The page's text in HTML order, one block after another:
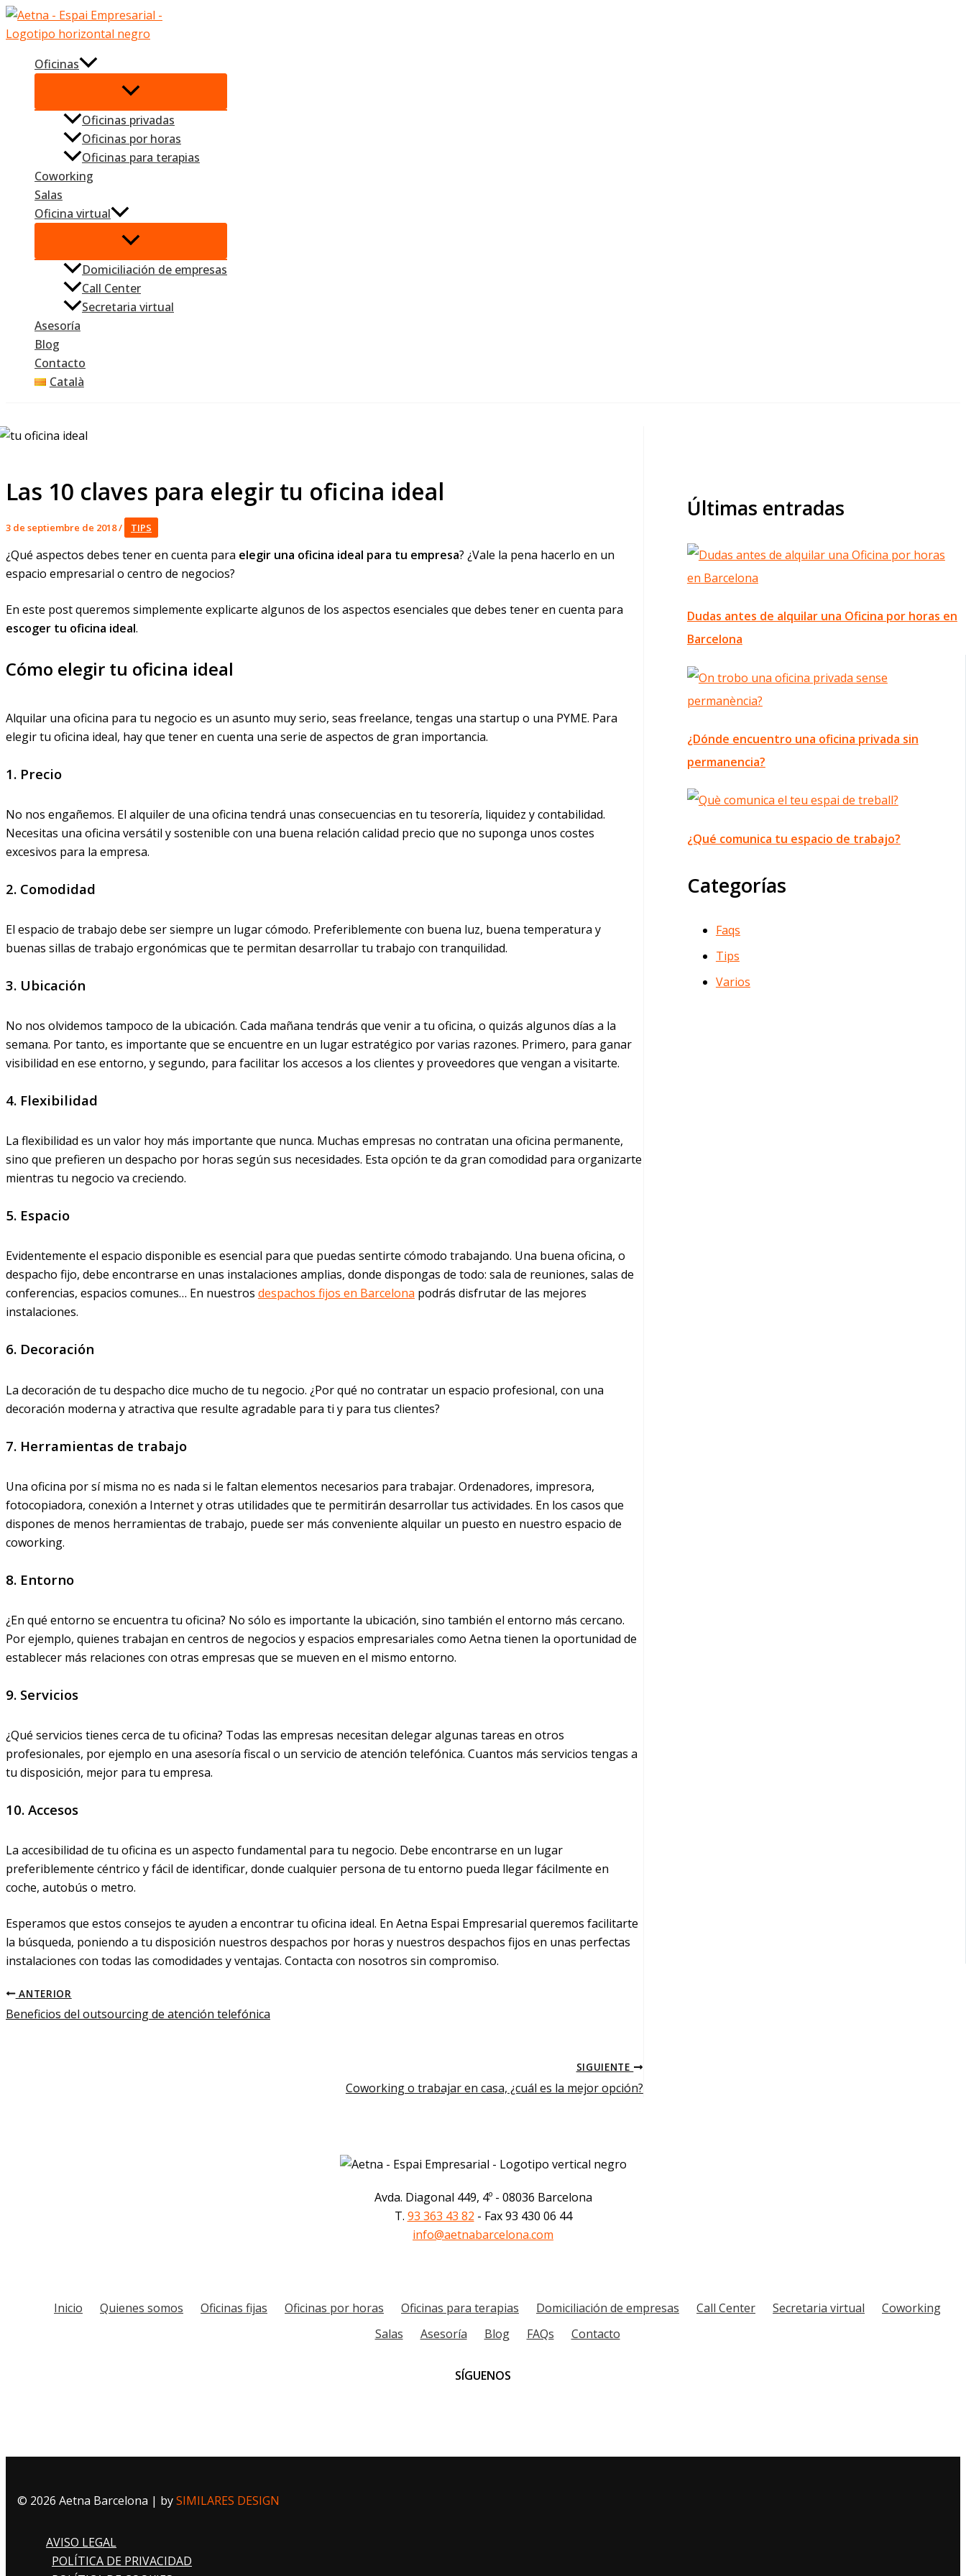
Ir
al
Oficinas
Oficinas privadas
Oficinas por horas
Oficinas para terapias
Coworking
Salas
Oficina virtual
Domiciliación de empresas
Call Center
Secretaria virtual
Asesoría
Blog
Contacto
Català
Las 10 claves para elegir tu oficina ideal
3 de septiembre de 2018/ TIPS
¿Qué aspectos debes tener en cuenta para elegir una oficina ideal para tu empresa? ¿Vale la pena hacerlo en un
espacio empresarial o centro de negocios?
En este post queremos simplemente explicarte algunos de los aspectos esenciales que debes tener en cuenta para
escoger tu oficina ideal.
Cómo elegir tu oficina ideal
Alquilar una oficina para tu negocio es un asunto muy serio, seas freelance, tengas una startup o una PYME. Para
elegir tu oficina ideal, hay que tener en cuenta una serie de aspectos de gran importancia.
1. Precio
No nos engañemos. El alquiler de una oficina tendrá unas consecuencias en tu tesorería, liquidez y contabilidad.
Necesitas una oficina versátil y sostenible con una buena relación calidad precio que no suponga unos costes
excesivos para la empresa.
2. Comodidad
El espacio de trabajo debe ser siempre un lugar cómodo. Preferiblemente con buena luz, buena temperatura y
buenas sillas de trabajo ergonómicas que te permitan desarrollar tu trabajo con tranquilidad.
3. Ubicación
No nos olvidemos tampoco de la ubicación. Cada mañana tendrás que venir a tu oficina, o quizás algunos días a la
semana. Por tanto, es importante que se encuentre en un lugar estratégico por varias razones. Primero, para ganar
visibilidad en ese entorno, y segundo, para facilitar los accesos a los clientes y proveedores que vengan a visitarte.
4. Flexibilidad
La flexibilidad es un valor hoy más importante que nunca. Muchas empresas no contratan una oficina permanente,
sino que prefieren un despacho por horas según sus necesidades. Esta opción te da gran comodidad para organizarte
mientras tu negocio va creciendo.
5. Espacio
Evidentemente el espacio disponible es esencial para que puedas sentirte cómodo trabajando. Una buena oficina, o
despacho fijo, debe encontrarse en unas instalaciones amplias, donde dispongas de todo: sala de reuniones, salas de
conferencias, espacios comunes… En nuestros despachos fijos en Barcelona podrás disfrutar de las mejores
instalaciones.
6. Decoración
La decoración de tu despacho dice mucho de tu negocio. ¿Por qué no contratar un espacio profesional, con una
decoración moderna y atractiva que resulte agradable para ti y para tus clientes?
7. Herramientas de trabajo
Una oficina por sí misma no es nada si le faltan elementos necesarios para trabajar. Ordenadores, impresora,
fotocopiadora, conexión a Internet y otras utilidades que te permitirán desarrollar tus actividades. En los casos que
dispones de menos herramientas de trabajo, puede ser más conveniente alquilar un puesto en nuestro espacio de
coworking.
8. Entorno
¿En qué entorno se encuentra tu oficina? No sólo es importante la ubicación, sino también el entorno más cercano.
Por ejemplo, quienes trabajan en centros de negocios y espacios empresariales como Aetna tienen la oportunidad de
establecer más relaciones con otras empresas que se mueven en el mismo entorno.
9. Servicios
¿Qué servicios tienes cerca de tu oficina? Todas las empresas necesitan delegar algunas tareas en otros
profesionales, por ejemplo en una asesoría fiscal o un servicio de atención telefónica. Cuantos más servicios tengas a
tu disposición, mejor para tu empresa.
10. Accesos
La accesibilidad de tu oficina es un aspecto fundamental para tu negocio. Debe encontrarse en un lugar
preferiblemente céntrico y fácil de identificar, donde cualquier persona de tu entorno pueda llegar fácilmente en
coche, autobús o metro.
Esperamos que estos consejos te ayuden a encontrar tu oficina ideal. En Aetna Espai Empresarial queremos facilitarte
la búsqueda, poniendo a tu disposición nuestros despachos por horas y nuestros despachos fijos en unas perfectas
instalaciones con todas las comodidades y ventajas. Contacta con nosotros sin compromiso.
ANTERIOR
Beneficios del outsourcing de atención telefónica
SIGUIENTE
Coworking o trabajar en casa, ¿cuál es la mejor opción?
Últimas entradas
Dudas antes de alquilar una Oficina por horas en
Barcelona
¿Dónde encuentro una oficina privada sin
permanencia?
¿Qué comunica tu espacio de trabajo?
Categorías
Faqs
Tips
Varios
Avda. Diagonal 449, 4º - 08036 Barcelona
T. 93 363 43 82 - Fax 93 430 06 44
info@aetnabarcelona.com
Inicio Quienes somos Oficinas fijas Oficinas por horas Oficinas para terapias Domiciliación de empresas Call Center Secretaria virtual
Coworking
Salas
Asesoría Blog FAQs Contacto
SÍGUENOS
© 2026 Aetna Barcelona | bySIMILARES DESIGN
AVISO LEGAL
POLÍTICA DE PRIVACIDAD